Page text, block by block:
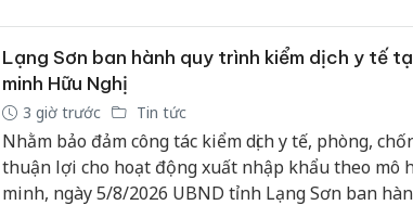
Lạng Sơn ban hành quy trình kiểm dịch y tế
minh Hữu Nghị
3 giờ trước Tin tức
Nhằm bảo đảm công tác kiểm dịch y tế, phòng,
thuận lợi cho hoạt động xuất nhập khẩu theo mô
minh, ngày 5/8/2026 UBND tỉnh Lạng Sơn ban